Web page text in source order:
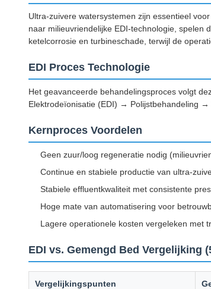
Ultra-zuivere watersystemen zijn essentieel
naar milieuvriendelijke EDI-technologie, spelen
ketelcorrosie en turbineschade, terwijl de
EDI Proces Technologie
Het geavanceerde behandelingsproces volgt
Elektrodeïonisatie (EDI) → Polijstbehandeling →
Kernproces Voordelen
Geen zuur/loog regeneratie nodig
Continue en stabiele productie van ultra-
Stabiele effluentkwaliteit met consistente
Hoge mate van automatisering voor
Lagere operationele kosten vergeleken met
EDI vs. Gemengd Bed Vergelijking
Vergelijkingspunten